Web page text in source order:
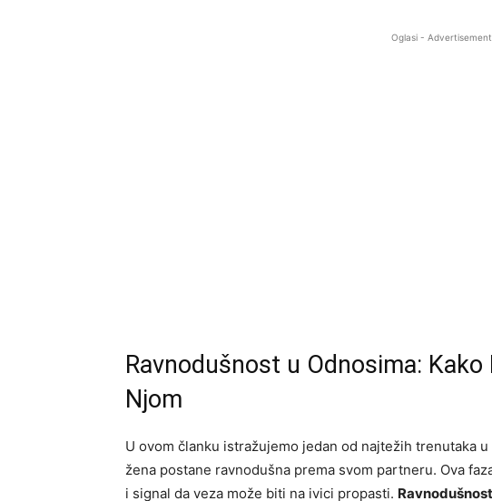
Oglasi - Advertisement
Ravnodušnost u Odnosima:
Njom
U ovom članku istražujemo jedan od najtežih trenutaka
žena postane ravnodušna prema svom partneru. Ova
i signal da veza može biti na ivici propasti.